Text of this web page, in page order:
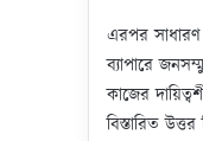
এরপর
ব্যাপারে
কাজের
বিস্তারিত